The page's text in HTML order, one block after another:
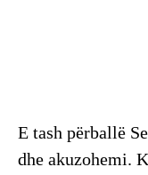
E tash përballë
dhe akuzohemi.